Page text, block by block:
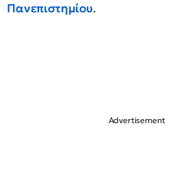
Πανεπιστημίου.